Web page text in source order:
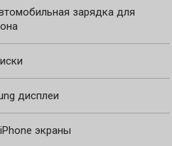
зарядка для
дисплеи
экраны